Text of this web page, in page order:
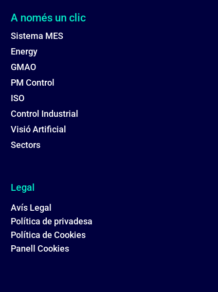
A només un clic
Sistema MES
Energy
GMAO
PM Control
ISO
Control Industrial
Visió Artificial
Sectors
Legal
Avís Legal
Política de privadesa
Política de Cookies
Panell Cookies